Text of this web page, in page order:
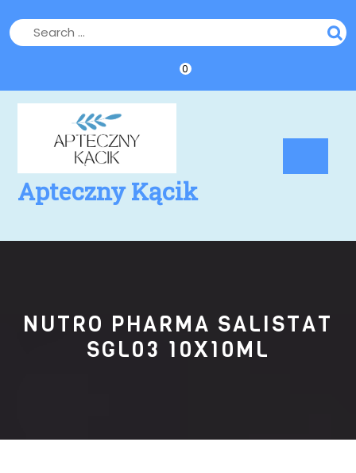
to
content
0
Apteczny Kącik
NUTRO PHARMA SALISTAT
SGL03 10X10ML